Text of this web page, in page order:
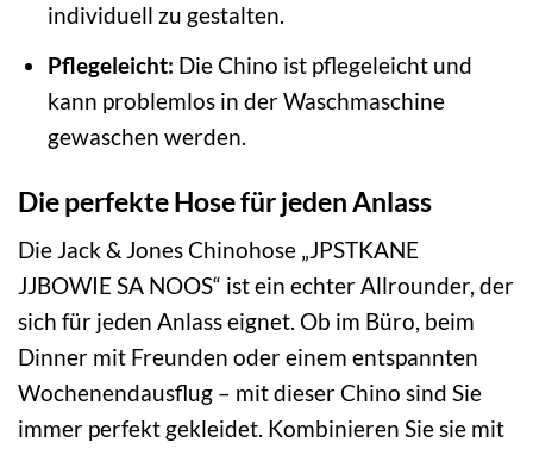
individuell zu gestalten.
Pflegeleicht: Die Chino ist pflegeleicht und
kann problemlos in der Waschmaschine
gewaschen werden.
Die perfekte Hose für jeden Anlass
Die Jack & Jones Chinohose „JPSTKANE
JJBOWIE SA NOOS“ ist ein echter Allrounder, der
sich für jeden Anlass eignet. Ob im Büro, beim
Dinner mit Freunden oder einem entspannten
Wochenendausflug – mit dieser Chino sind Sie
immer perfekt gekleidet. Kombinieren Sie sie mit